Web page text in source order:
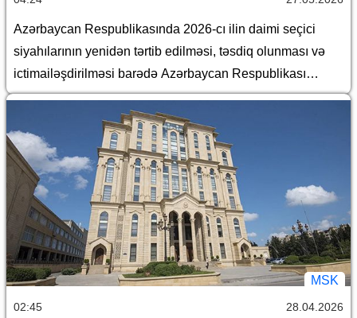
Azərbaycan Respublikasında 2026-cı ilin daimi seçici
siyahılarının yenidən tərtib edilməsi, təsdiq olunması və
ictimailəşdirilməsi barədə Azərbaycan Respublikası
Mərkəzi Seçki Komissiyasının qərarı
MSK
02:45 28.04.2026